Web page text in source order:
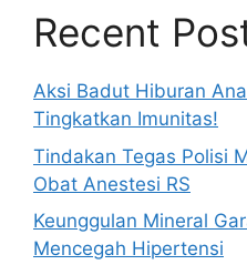
Recent
Aksi Badut Hiburan
Tingkatkan Imunitas!
Tindakan Tegas Polisi
Obat Anestesi RS
Keunggulan Mineral
Mencegah Hipertensi